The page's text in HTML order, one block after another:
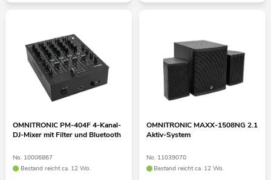
OMNITRONIC PM-404F 4-Kanal-
DJ-Mixer mit Filter und Bluetooth
No. 10006867
Bestand reicht ca. 12 Wo.
OMNITRONIC MAXX-1508NG 2.1
Aktiv-System
No. 11039070
Bestand reicht ca. 12 Wo.